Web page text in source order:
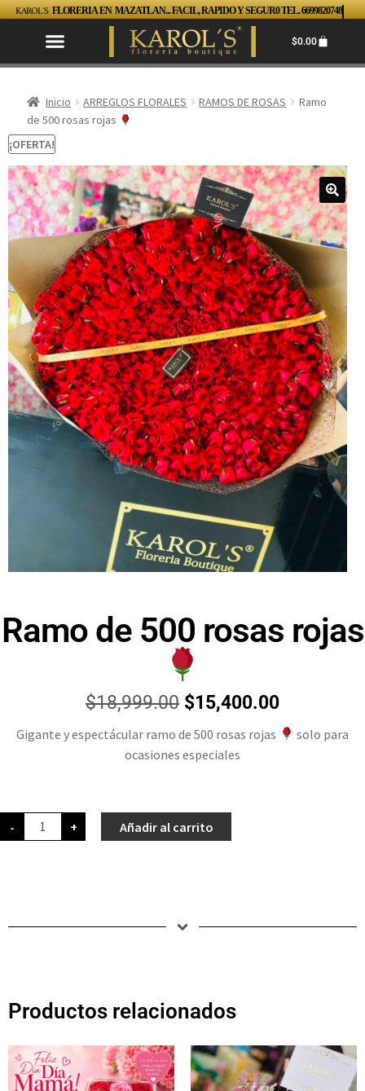
KAROL´S FLORERIA EN MAZATLAN... FACIL, RAPIDO Y SEGUR0 TEL. 6699820748
$0.00
Inicio ARREGLOS FLORALES RAMOS DE ROSAS
Ramo
de 500 rosas rojas
¡OFERTA!
Ramo de 500 rosas rojas
$18,999.00 $15,400.00
Gigante y espectácular ramo de 500 rosas rojas
solo para
ocasiones especiales
- + Añadir al carrito
Productos relacionados